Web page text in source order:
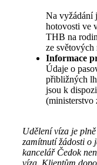
Na vyžádání
hotovosti ve
THB na
ze světových
Informace
Údaje o
přibližných
jsou k
(ministerstvo
Udělení víza je
zamítnutí žádosti o
kancelář Čedok
víza. Klientům